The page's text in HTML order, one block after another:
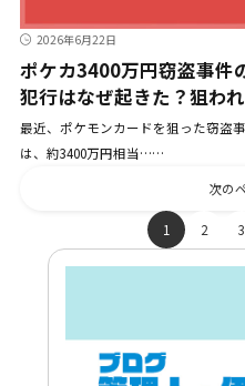
2026年6月22日
ポケカ3400万円窃盗事件
犯行はなぜ起きた？狙わ
最近、ポケモンカードを狙った窃盗
は、約3400万円相当……
次の
1 2 3